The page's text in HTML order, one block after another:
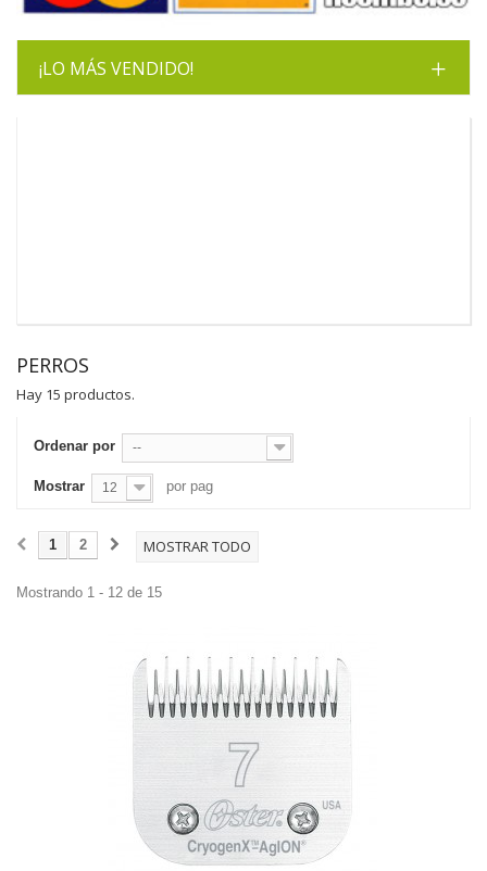
¡LO MÁS VENDIDO!
PERROS
Hay 15 productos.
Ordenar por --
Mostrar 12 por pag
MOSTRAR TODO
1 2
Mostrando 1 - 12 de 15